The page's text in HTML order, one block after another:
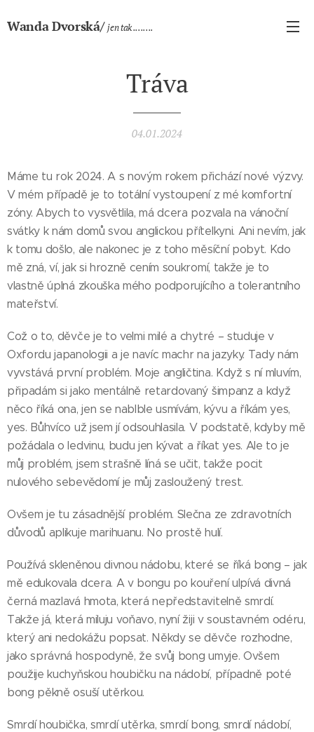
Wanda Dvorská/jen tak ........
Tráva
04.01.2024
Máme tu rok 2024. A s novým rokem přichází nové výzvy.
V mém případě je to totální vystoupení z mé komfortní
zóny. Abych to vysvětlila, má dcera pozvala na vánoční
svátky k nám domů svou anglickou přítelkyni. Ani nevím, jak
k tomu došlo, ale nakonec je z toho měsíční pobyt. Kdo
mě zná, ví, jak si hrozně cením soukromí, takže je to
vlastně úplná zkouška mého podporujícího a tolerantního
mateřství.
Což o to, děvče je to velmi milé a chytré – studuje v
Oxfordu japanologii a je navíc machr na jazyky. Tady nám
vyvstává první problém. Moje angličtina. Když s ní mluvím,
připadám si jako mentálně retardovaný šimpanz a když
něco říká ona, jen se nablble usmívám, kývu a říkám yes,
yes. Bůhvíco už jsem jí odsouhlasila. V podstatě, kdyby mě
požádala o ledvinu, budu jen kývat a říkat yes. Ale to je
můj problém, jsem strašně líná se učit, takže pocit
nulového sebevědomí je můj zasloužený trest.
Ovšem je tu zásadnější problém. Slečna ze zdravotních
důvodů aplikuje marihuanu. No prostě hulí.
Používá skleněnou divnou nádobu, které se říká bong – jak
mě edukovala dcera. A v bongu po kouření ulpívá divná
černá mazlavá hmota, která nepředstavitelně smrdí.
Takže já, která miluju voňavo, nyní žiji v soustavném odéru,
který ani nedokážu popsat. Někdy se děvče rozhodne,
jako správná hospodyně, že svůj bong umyje. Ovšem
použije kuchyňskou houbičku na nádobí, případně poté
bong pěkně osuší utěrkou.
Smrdí houbička, smrdí utěrka, smrdí bong, smrdí nádobí,